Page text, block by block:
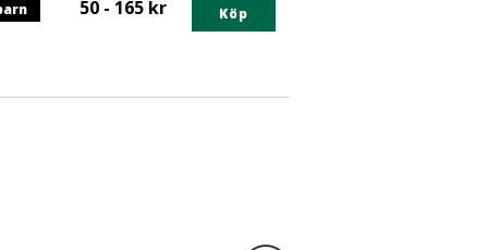
50 - 165 kr Köp